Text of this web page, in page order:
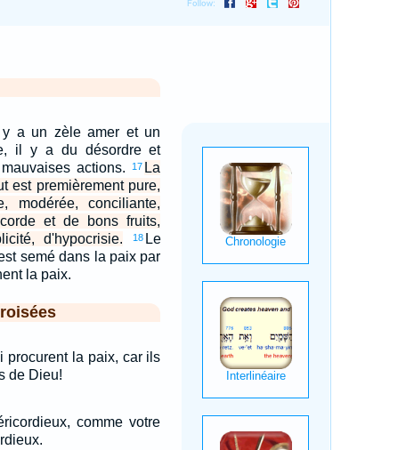
a un zèle amer et un
il y a du désordre et
actions.
17 La
est premièrement pure,
modérée, conciliante,
et de bons fruits,
d'hypocrisie.
18 Le
semé dans la paix par
la paix.
procurent la paix, car ils
de Dieu!
comme votre